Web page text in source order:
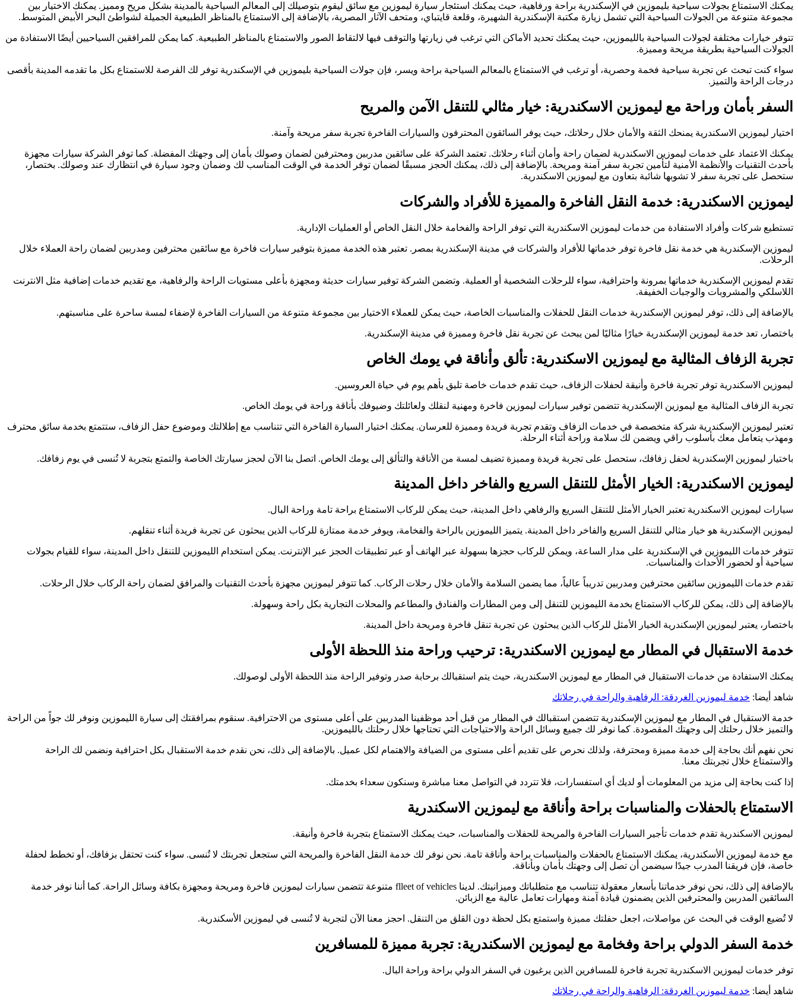
يمكنك الاستمتاع بجولات سياحية بليموزين في الإسكندرية براحة ورفاهية، حيث يمكنك استئجار سيارة ليموزين مع سائق ليقوم بتوصيلك إلى المعالم السياحية بالمدينة بشكل مريح ومميز. يمكنك الاختيار بين
مجموعة متنوعة من الجولات السياحية التي تشمل زيارة مكتبة الإسكندرية الشهيرة، وقلعة قايتباي، ومتحف الآثار المصرية، بالإضافة إلى الاستمتاع بالمناظر الطبيعية الجميلة لشواطئ البحر الأبيض المتوسط.
تتوفر خيارات مختلفة لجولات السياحية بالليموزين، حيث يمكنك تحديد الأماكن التي ترغب في زيارتها والتوقف فيها لالتقاط الصور والاستمتاع بالمناظر الطبيعية. كما يمكن للمرافقين السياحيين أيضًا الاستفادة من
الجولات السياحية بطريقة مريحة ومميزة.
سواء كنت تبحث عن تجربة سياحية فخمة وحصرية، أو ترغب في الاستمتاع بالمعالم السياحية براحة ويسر، فإن جولات السياحية بليموزين في الإسكندرية توفر لك الفرصة للاستمتاع بكل ما تقدمه المدينة بأقصى
درجات الراحة والتميز.
السفر بأمان وراحة مع ليموزين الاسكندرية: خيار مثالي للتنقل الآمن والمريح
اختيار ليموزين الاسكندرية يمنحك الثقة والأمان خلال رحلاتك، حيث يوفر السائقون المحترفون والسيارات الفاخرة تجربة سفر مريحة وآمنة.
يمكنك الاعتماد على خدمات ليموزين الاسكندرية لضمان راحة وأمان أثناء رحلاتك. تعتمد الشركة على سائقين مدربين ومحترفين لضمان وصولك بأمان إلى وجهتك المفضلة. كما توفر الشركة سيارات مجهزة
بأحدث التقنيات والأنظمة الأمنية لتأمين تجربة سفر آمنة ومريحة. بالإضافة إلى ذلك، يمكنك الحجز مسبقًا لضمان توفر الخدمة في الوقت المناسب لك وضمان وجود سيارة في انتظارك عند وصولك. بختصار،
ستحصل على تجربة سفر لا تشوبها شائبة بتعاون مع ليموزين الاسكندرية.
ليموزين الاسكندرية: خدمة النقل الفاخرة والمميزة للأفراد والشركات
تستطيع شركات وأفراد الاستفادة من خدمات ليموزين الاسكندرية التي توفر الراحة والفخامة خلال النقل الخاص أو العمليات الإدارية.
ليموزين الإسكندرية هي خدمة نقل فاخرة توفر خدماتها للأفراد والشركات في مدينة الإسكندرية بمصر. تعتبر هذه الخدمة مميزة بتوفير سيارات فاخرة مع سائقين محترفين ومدربين لضمان راحة العملاء خلال
الرحلات.
تقدم ليموزين الإسكندرية خدماتها بمرونة واحترافية، سواء للرحلات الشخصية أو العملية. وتضمن الشركة توفير سيارات حديثة ومجهزة بأعلى مستويات الراحة والرفاهية، مع تقديم خدمات إضافية مثل الانترنت
اللاسلكي والمشروبات والوجبات الخفيفة.
بالإضافة إلى ذلك، توفر ليموزين الإسكندرية خدمات النقل للحفلات والمناسبات الخاصة، حيث يمكن للعملاء الاختيار بين مجموعة متنوعة من السيارات الفاخرة لإضفاء لمسة ساحرة على مناسبتهم.
باختصار، تعد خدمة ليموزين الإسكندرية خيارًا مثاليًا لمن يبحث عن تجربة نقل فاخرة ومميزة في مدينة الإسكندرية.
تجربة الزفاف المثالية مع ليموزين الاسكندرية: تألق وأناقة في يومك الخاص
ليموزين الاسكندرية توفر تجربة فاخرة وأنيقة لحفلات الزفاف، حيث تقدم خدمات خاصة تليق بأهم يوم في حياة العروسين.
تجربة الزفاف المثالية مع ليموزين الإسكندرية تتضمن توفير سيارات ليموزين فاخرة ومهنية لنقلك ولعائلتك وضيوفك بأناقة وراحة في يومك الخاص.
تعتبر ليموزين الإسكندرية شركة متخصصة في خدمات الزفاف وتقدم تجربة فريدة ومميزة للعرسان. يمكنك اختيار السيارة الفاخرة التي تتناسب مع إطلالتك وموضوع حفل الزفاف، ستتمتع بخدمة سائق محترف
ومهذب يتعامل معك بأسلوب راقي ويضمن لك سلامة وراحة أثناء الرحلة.
باختيار ليموزين الإسكندرية لحفل زفافك، ستحصل على تجربة فريدة ومميزة تضيف لمسة من الأناقة والتألق إلى يومك الخاص. اتصل بنا الآن لحجز سيارتك الخاصة والتمتع بتجربة لا تُنسى في يوم زفافك.
ليموزين الاسكندرية: الخيار الأمثل للتنقل السريع والفاخر داخل المدينة
سيارات ليموزين الاسكندرية تعتبر الخيار الأمثل للتنقل السريع والرفاهي داخل المدينة، حيث يمكن للركاب الاستمتاع براحة تامة وراحة البال.
ليموزين الإسكندرية هو خيار مثالي للتنقل السريع والفاخر داخل المدينة. يتميز الليموزين بالراحة والفخامة، ويوفر خدمة ممتازة للركاب الذين يبحثون عن تجربة فريدة أثناء تنقلهم.
تتوفر خدمات الليموزين في الإسكندرية على مدار الساعة، ويمكن للركاب حجزها بسهولة عبر الهاتف أو عبر تطبيقات الحجز عبر الإنترنت. يمكن استخدام الليموزين للتنقل داخل المدينة، سواء للقيام بجولات
سياحية أو لحضور الأحداث والمناسبات.
تقدم خدمات الليموزين سائقين محترفين ومدربين تدريباً عالياً، مما يضمن السلامة والأمان خلال رحلات الركاب. كما تتوفر ليموزين مجهزة بأحدث التقنيات والمرافق لضمان راحة الركاب خلال الرحلات.
بالإضافة إلى ذلك، يمكن للركاب الاستمتاع بخدمة الليموزين للتنقل إلى ومن المطارات والفنادق والمطاعم والمحلات التجارية بكل راحة وسهولة.
باختصار، يعتبر ليموزين الإسكندرية الخيار الأمثل للركاب الذين يبحثون عن تجربة تنقل فاخرة ومريحة داخل المدينة.
خدمة الاستقبال في المطار مع ليموزين الاسكندرية: ترحيب وراحة منذ اللحظة الأولى
يمكنك الاستفادة من خدمات الاستقبال في المطار مع ليموزين الاسكندرية، حيث يتم استقبالك برحابة صدر وتوفير الراحة منذ اللحظة الأولى لوصولك.
شاهد أيضا: خدمة ليموزين الغردقة: الرفاهية والراحة في رحلاتك
خدمة الاستقبال في المطار مع ليموزين الإسكندرية تتضمن استقبالك في المطار من قبل أحد موظفينا المدربين على أعلى مستوى من الاحترافية. سنقوم بمرافقتك إلى سيارة الليموزين ونوفر لك جواً من الراحة
والتميز خلال رحلتك إلى وجهتك المقصودة. كما نوفر لك جميع وسائل الراحة والاحتياجات التي تحتاجها خلال رحلتك بالليموزين.
نحن نفهم أنك بحاجة إلى خدمة مميزة ومحترفة، ولذلك نحرص على تقديم أعلى مستوى من الضيافة والاهتمام لكل عميل. بالإضافة إلى ذلك، نحن نقدم خدمة الاستقبال بكل احترافية ونضمن لك الراحة
والاستمتاع خلال تجربتك معنا.
إذا كنت بحاجة إلى مزيد من المعلومات أو لديك أي استفسارات، فلا تتردد في التواصل معنا مباشرة وسنكون سعداء بخدمتك.
الاستمتاع بالحفلات والمناسبات براحة وأناقة مع ليموزين الاسكندرية
ليموزين الاسكندرية تقدم خدمات تأجير السيارات الفاخرة والمريحة للحفلات والمناسبات، حيث يمكنك الاستمتاع بتجربة فاخرة وأنيقة.
مع خدمة ليموزين الأسكندرية، يمكنك الاستمتاع بالحفلات والمناسبات براحة وأناقة تامة. نحن نوفر لك خدمة النقل الفاخرة والمريحة التي ستجعل تجربتك لا تُنسى. سواء كنت تحتفل بزفافك، أو تخطط لحفلة
خاصة، فإن فريقنا المدرب جيدًا سيضمن أن تصل إلى وجهتك بأمان وبأناقة.
بالإضافة إلى ذلك، نحن نوفر خدماتنا بأسعار معقولة تتناسب مع متطلباتك وميزانيتك. لدينا flleet of vehicles متنوعة تتضمن سيارات ليموزين فاخرة ومريحة ومجهزة بكافة وسائل الراحة. كما أننا نوفر خدمة
السائقين المدربين والمحترفين الذين يضمنون قيادة آمنة ومهارات تعامل عالية مع الزبائن.
لا تُضيع الوقت في البحث عن مواصلات، اجعل حفلتك مميزة واستمتع بكل لحظة دون القلق من التنقل. احجز معنا الآن لتجربة لا تُنسى في ليموزين الأسكندرية.
خدمة السفر الدولي براحة وفخامة مع ليموزين الاسكندرية: تجربة مميزة للمسافرين
توفر خدمات ليموزين الاسكندرية تجربة فاخرة للمسافرين الذين يرغبون في السفر الدولي براحة وراحة البال.
شاهد أيضا: خدمة ليموزين الغردقة: الرفاهية والراحة في رحلاتك